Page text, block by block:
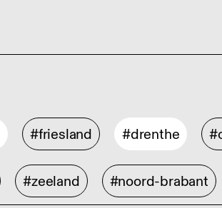
#friesland #drenthe
#zeeland #noord-brabant